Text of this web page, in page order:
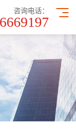
咨询电话：